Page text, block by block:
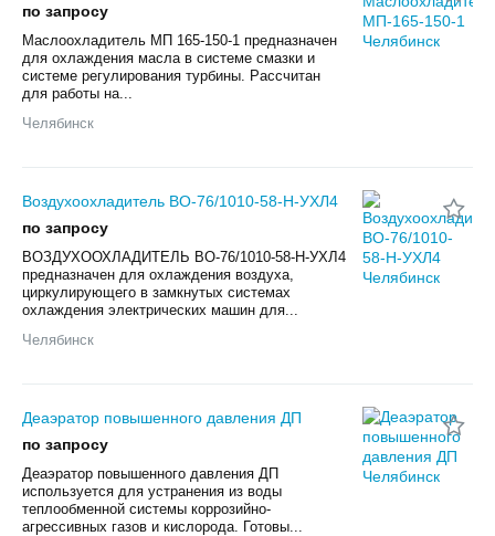
по запросу
Маслоохладитель МП 165-150-1 предназначен
для охлаждения масла в системе смазки и
системе регулирования турбины. Рассчитан
для работы на...
Челябинск
Воздухоохладитель ВО-76/1010-58-Н-УХЛ4
по запросу
ВОЗДУХООХЛАДИТЕЛЬ ВО-76/1010-58-Н-УХЛ4
предназначен для охлаждения воздуха,
циркулирующего в замкнутых системах
охлаждения электрических машин для...
Челябинск
Деаэратор повышенного давления ДП
по запросу
Деаэратор повышенного давления ДП
используется для устранения из воды
теплообменной системы коррозийно-
агрессивных газов и кислорода. Готовы...